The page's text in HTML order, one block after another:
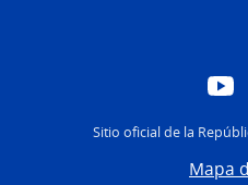
Sitio oficial de la
Mapa